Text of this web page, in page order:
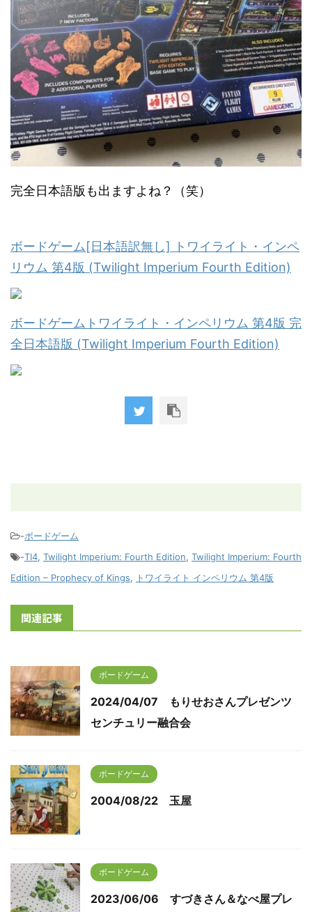
完全日本語版も出ますよね？（笑）
ボードゲーム[日本語訳無し] トワイライト・インペ
リウム 第4版 (Twilight Imperium Fourth Edition)
ボードゲームトワイライト・インペリウム 第4版 完
全日本語版 (Twilight Imperium Fourth Edition)
-ボードゲーム
-TI4, Twilight Imperium: Fourth Edition, Twilight Imperium: Fourth
Edition – Prophecy of Kings, トワイライト インペリウム 第4版
関連記事
ボードゲーム
2024/04/07 もりせおさんプレゼンツ
センチュリー融合会
ボードゲーム
2004/08/22 玉屋
ボードゲーム
2023/06/06 すづきさん＆なべ屋プレ